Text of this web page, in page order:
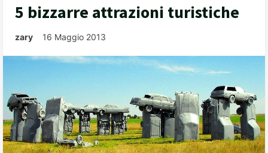
5 bizzarre attrazioni turistiche
zary 16 Maggio 2013